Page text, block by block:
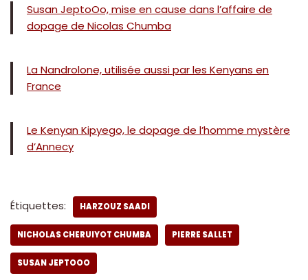
Susan JeptoOo, mise en cause dans l’affaire de
dopage de Nicolas Chumba
La Nandrolone, utilisée aussi par les Kenyans en
France
Le Kenyan Kipyego, le dopage de l’homme mystère
d’Annecy
Étiquettes: HARZOUZ SAADI
NICHOLAS CHERUIYOT CHUMBA PIERRE SALLET
SUSAN JEPTOOO